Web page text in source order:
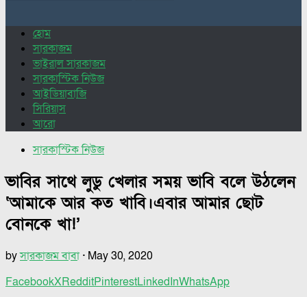
হোম
সারকাজম
ভাইরাল সারকাজম
সারকাস্টিক নিউজ
আইডিয়াবাজি
সিরিয়াস
আরো
সারকাস্টিক নিউজ
ভাবির সাথে লুডু খেলার সময় ভাবি বলে উঠলেন
‘আমাকে আর কত খাবি।এবার আমার ছোট
বোনকে খা!’
byসারকাজম বাবা · May 30, 2020
FacebookXRedditPinterestLinkedInWhatsApp